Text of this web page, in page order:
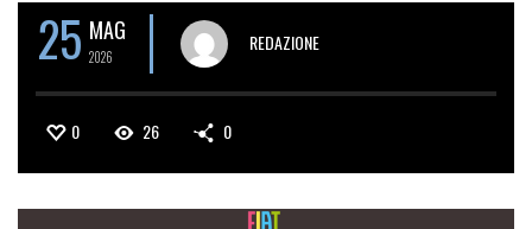
25 MAG
2026
REDAZIONE
0 26 0